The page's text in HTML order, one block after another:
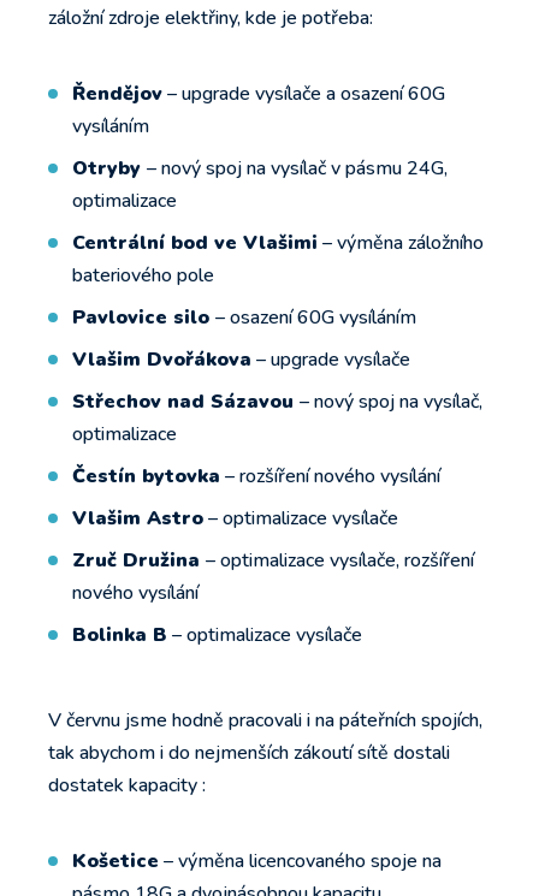
záložní zdroje elektřiny, kde je potřeba:
Řendějov– upgrade vysílače a osazení 60G
vysíláním
Otryby – nový spoj na vysílač v pásmu 24G,
optimalizace
Centrální bod ve Vlašimi – výměna záložního
bateriového pole
Pavlovice silo – osazení 60G vysíláním
Vlašim Dvořákova – upgrade vysílače
Střechov nad Sázavou – nový spoj na vysílač,
optimalizace
Čestín bytovka – rozšíření nového vysílání
Vlašim Astro– optimalizace vysílače
Zruč Družina – optimalizace vysílače, rozšíření
nového vysílání
Bolinka B – optimalizace vysílače
V červnu jsme hodně pracovali i na páteřních spojích,
tak abychom i do nejmenších zákoutí sítě dostali
dostatek kapacity :
Košetice – výměna licencovaného spoje na